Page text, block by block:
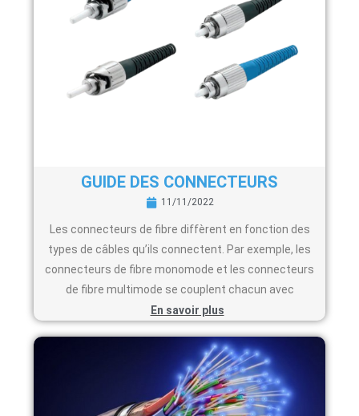
GUIDE DES CONNECTEURS
11/11/2022
Les connecteurs de fibre diffèrent en fonction des
types de câbles qu’ils connectent. Par exemple, les
connecteurs de fibre monomode et les connecteurs
de fibre multimode se couplent chacun avec
En savoir plus